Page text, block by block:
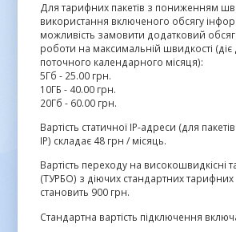
Для тарифних пакетів з пониженням
використання включеного обсягу
можливість замовити додатковий обсяг
роботи на максимальній швидкості (діє
поточного календарного місяця):
5Гб - 25.00 грн.
10ГБ - 40.00 грн.
20Гб - 60.00 грн.
Вартість статичної IP-адреси (для
IP) складає 48 грн / місяць.
Вартість переходу на високошвидкісні
(ТУРБО) з діючих стандартних тарифних
становить 900 грн.
Стандартна вартість підключення